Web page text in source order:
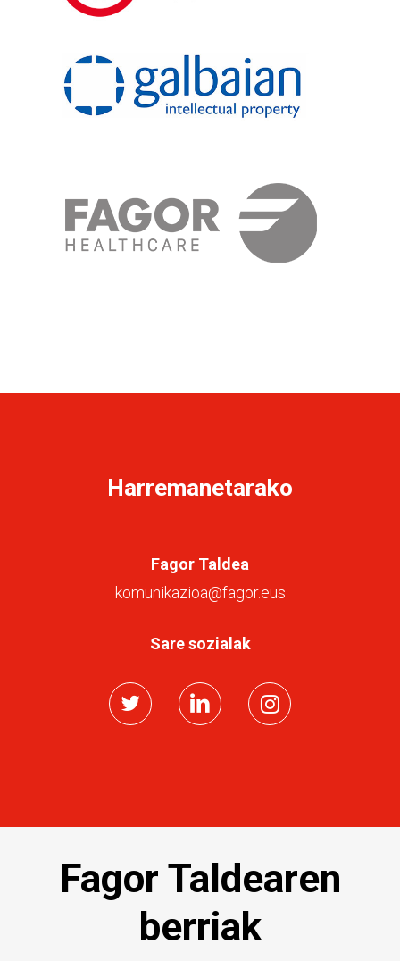
Harremanetarako
Fagor Taldea
komunikazioa@fagor.eus
Sare sozialak
Fagor Taldearen
berriak